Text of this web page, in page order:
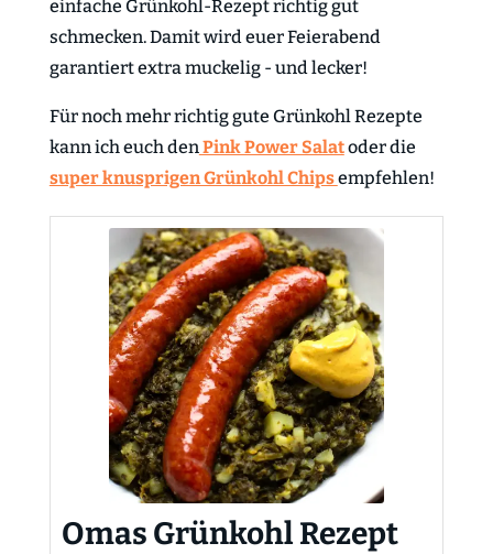
einfache Grünkohl-Rezept richtig gut
schmecken. Damit wird euer Feierabend
garantiert extra muckelig - und lecker!
Für noch mehr richtig gute Grünkohl Rezepte
kann ich euch denPink Power Salatoder die
super knusprigen Grünkohl Chipsempfehlen!
Omas Grünkohl Rezept